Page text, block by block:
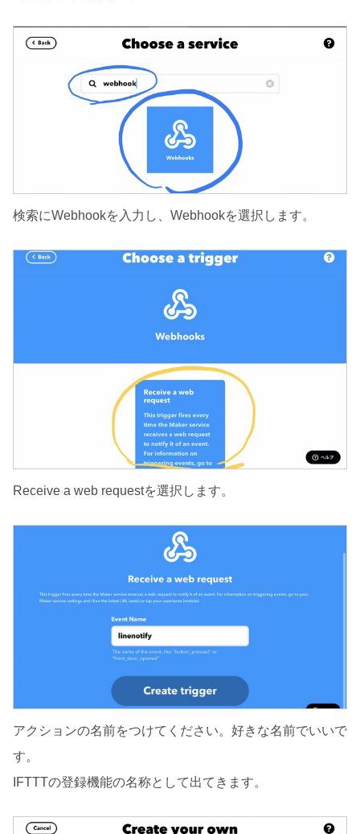
検索にWebhookを入力し、Webhookを選択します。
Receive a web requestを選択します。
アクションの名前をつけてください。好きな名前でいいで
す。
IFTTTの登録機能の名称として出てきます。